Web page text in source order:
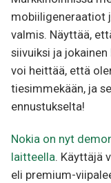
mobiiligeneraatiot
valmis. Näyttää,
siivuiksi ja
voi heittää, että
tiesimmekään, ja
ennustukselta!
Nokia on nyt
laitteella. Käyttäjä
eli premium-